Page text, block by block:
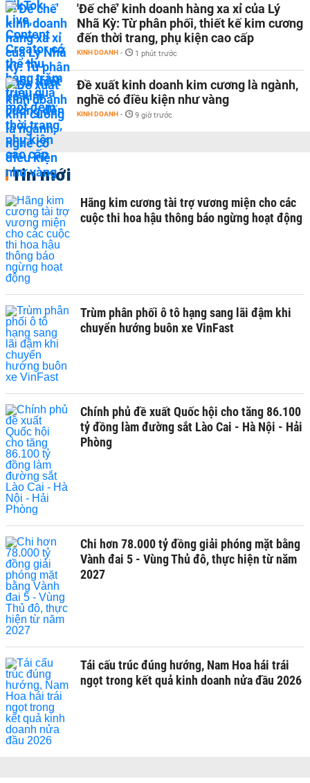
'Đế chế’ kinh doanh hàng xa xỉ của Lý
Nhã Kỳ: Từ phân phối, thiết kế kim cương
đến thời trang, phụ kiện cao cấp
KINH DOANH - 1 phút trước
Đề xuất kinh doanh kim cương là ngành,
nghề có điều kiện như vàng
KINH DOANH - 9 giờ trước
Tin mới
Hãng kim cương tài trợ vương miện cho các
cuộc thi hoa hậu thông báo ngừng hoạt động
Trùm phân phối ô tô hạng sang lãi đậm khi
chuyển hướng buôn xe VinFast
Chính phủ đề xuất Quốc hội cho tăng 86.100
tỷ đồng làm đường sắt Lào Cai - Hà Nội - Hải
Phòng
Chi hơn 78.000 tỷ đồng giải phóng mặt bằng
Vành đai 5 - Vùng Thủ đô, thực hiện từ năm
2027
Tái cấu trúc đúng hướng, Nam Hoa hái trái
ngọt trong kết quả kinh doanh nửa đầu 2026